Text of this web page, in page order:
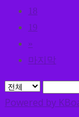
18
19
»
마지막
Powered by